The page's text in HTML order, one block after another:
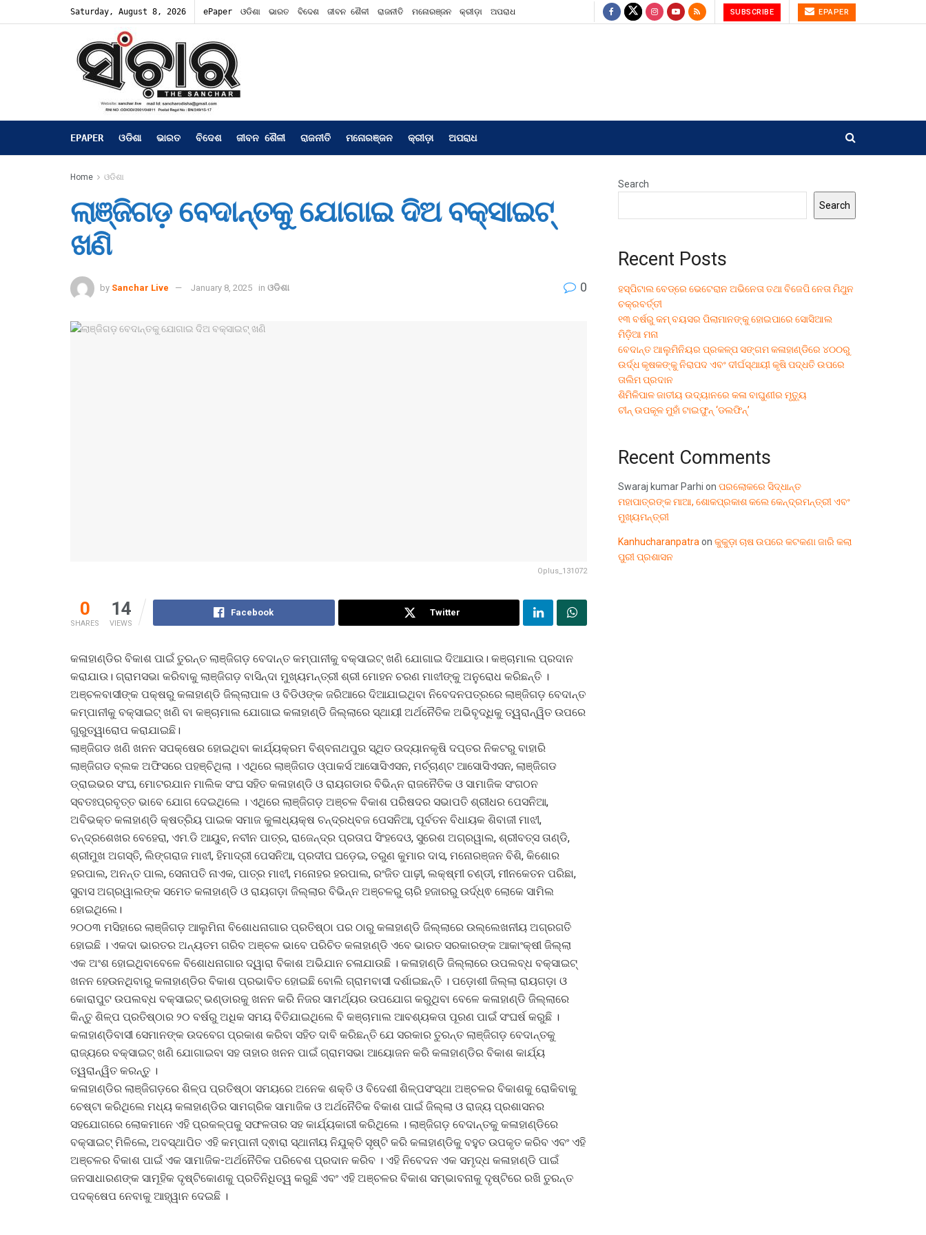
Saturday, August 8, 2026 ePaper ଓଡିଶା ଭାରତ ବିଦେଶ ଜୀବନ ଶୈଳୀ ରାଜନୀତି ମନୋରଞ୍ଜନ କ୍ରୀଡ଼ା ଅପରାଧ SUBSCRIBE EPAPER
EPAPER ଓଡିଶା ଭାରତ ବିଦେଶ ଜୀବନ ଶୈଳୀ ରାଜନୀତି ମନୋରଞ୍ଜନ କ୍ରୀଡ଼ା ଅପରାଧ
Home ଓଡିଶା
ଲାଞ୍ଜିଗଡ଼ ବେଦାନ୍ତକୁ ଯୋଗାଇ ଦିଅ ବକ୍ସାଇଟ୍
ଖଣି
by Sanchar Live January 8, 2025 in ଓଡିଶା 0
Oplus_131072
0
SHARES
14
VIEWS
Facebook Twitter
କଳାହାଣ୍ଡିର ବିକାଶ ପାଇଁ ତୁରନ୍ତ ଲାଞ୍ଜିଗଡ଼ ବେଦାନ୍ତ କମ୍ପାନୀକୁ ବକ୍ସାଇଟ୍ ଖଣି ଯୋଗାଇ ଦିଆଯାଉ। କଞ୍ଚାମାଲ ପ୍ରଦାନ
କରାଯାଉ। ଗ୍ରାମସଭା କରିବାକୁ ଲାଞ୍ଜିଗଡ଼ ବାସିନ୍ଦା ମୁଖ୍ୟମନ୍ତ୍ରୀ ଶ୍ରୀ ମୋହନ ଚରଣ ମାଝୀଙ୍କୁ ଅନୁରୋଧ କରିଛନ୍ତି ।
ଅଞ୍ଚଳବାସୀଙ୍କ ପକ୍ଷରୁ କଳାହାଣ୍ଡି ଜିଲ୍ଲାପାଳ ଓ ବିଡିଓଙ୍କ ଜରିଆରେ ଦିଆଯାଇଥିବା ନିବେଦନପତ୍ରରେ ଲାଞ୍ଜିଗଡ଼ ବେଦାନ୍ତ
କମ୍ପାନୀକୁ ବକ୍ସାଇଟ୍ ଖଣି ବା କଞ୍ଚାମାଲ ଯୋଗାଇ କଳାହାଣ୍ଡି ଜିଲ୍ଲାରେ ସ୍ଥାୟୀ ଅର୍ଥନୈତିକ ଅଭିବୃଦ୍ଧିକୁ ତ୍ୱରାନ୍ୱିତ ଉପରେ
ଗୁରୁତ୍ୱାରୋପ କରାଯାଇଛି।
ଲାଞ୍ଜିଗଡ ଖଣି ଖନନ ସପକ୍ଷେର ହୋଇଥିବା କାର୍ଯ୍ୟକ୍ରମ ବିଶ୍ବନାଥପୁର ସ୍ଥିତ ଉଦ୍ୟାନକୃଷି ଦପ୍ତର ନିକଟରୁ ବାହାରି
ଲାଞ୍ଜିଗଡ ବ୍ଲକ ଅଫିସରେ ପହଞ୍ଚିଥିଲା । ଏଥିରେ ଲାଞ୍ଜିଗଡ ଓ୍ପାକର୍ସ ଆସୋସିଏସନ, ମର୍ଚ୍ଚାଣ୍ଟ ଆସୋସିଏସନ, ଲାଞ୍ଜିଗଡ
ଡ୍ରାଇଭର ସଂଘ, ମୋଟରଯାନ ମାଲିକ ସଂଘ ସହିତ କଳାହାଣ୍ଡି ଓ ରାୟଗଡାର ବିଭିନ୍ନ ରାଜନୈତିକ ଓ ସାମାଜିକ ସଂଗଠନ
ସ୍ବତଃପ୍ରବୃତ୍ତ ଭାବେ ଯୋଗ ଦେଇଥିଲେ । ଏଥିରେ ଲାଞ୍ଜିଗଡ଼ ଅଞ୍ଚଳ ବିକାଶ ପରିଷଦର ସଭାପତି ଶ୍ରୀଧର ପେସନିଆ,
ଅବିଭକ୍ତ କଳାହାଣ୍ଡି କ୍ଷତ୍ରିୟ ପାଇକ ସମାଜ କୁଳାଧ୍ୟକ୍ଷ ଚନ୍ଦ୍ରଧ୍ବଜ ପେସନିଆ, ପୂର୍ବତନ ବିଧାୟକ ଶିବାଜୀ ମାଝୀ,
ଚନ୍ଦ୍ରଶେଖର ବେହେରା, ଏମ.ଡି ଆୟୁବ, ନବୀନ ପାତ୍ର, ରାଜେନ୍ଦ୍ର ପ୍ରତାପ ସିଂହଦେଓ, ସୁରେଶ ଅଗ୍ରୱାଲ, ଶ୍ରୀବତ୍ସ ତାଣ୍ଡି,
ଶ୍ରୀମୁଖ ଅଗସ୍ତି, ଲିଙ୍ଗରାଜ ମାଝୀ, ହିମାଦ୍ରୀ ପେସନିଆ, ପ୍ରଦୀପ ଘଡ଼େଇ, ତରୁଣ କୁମାର ଦାସ, ମନୋରଞ୍ଜନ ବିଶି, କିଶୋର
ହରପାଲ, ଅନନ୍ତ ପାଲ, ସେନାପତି ନାଏକ, ପାତ୍ର ମାଝୀ, ମନୋହର ହରପାଲ, ରଂଜିତ ପାଢ଼ୀ, ଲକ୍ଷ୍ମୀ ଚଣ୍ଡୀ, ମୀନକେତନ ପରିଛା,
ସୁବାସ ଅଗ୍ରୱାଲଙ୍କ ସମେତ କଳାହାଣ୍ଡି ଓ ରାୟଗଡ଼ା ଜିଲ୍ଲାର ବିଭିନ୍ନ ଅଞ୍ଚଳରୁ ଚାରି ହଜାରରୁ ଉର୍ଦ୍ଧ୍ଵ ଲୋକେ ସାମିଲ
ହୋଇଥିଲେ।
୨୦୦୩ ମସିହାରେ ଲାଞ୍ଜିଗଡ଼ ଆଲୁମିନା ବିଶୋଧନାଗାର ପ୍ରତିଷ୍ଠା ପର ଠାରୁ କଳାହାଣ୍ଡି ଜିଲ୍ଲାରେ ଉଲ୍ଲେଖନୀୟ ଅଗ୍ରଗତି
ହୋଇଛି । ଏକଦା ଭାରତର ଅନ୍ୟତମ ଗରିବ ଅଞ୍ଚଳ ଭାବେ ପରିଚିତ କଳାହାଣ୍ଡି ଏବେ ଭାରତ ସରକାରଙ୍କ ଆକାଂକ୍ଷୀ ଜିଲ୍ଲା
ଏକ ଅଂଶ ହୋଇଥିବାବେଳେ ବିଶୋଧନାଗାର ଦ୍ୱାରା ବିକାଶ ଅଭିଯାନ ଚଳାଯାଉଛି । କଳାହାଣ୍ଡି ଜିଲ୍ଲାରେ ଉପଲବ୍ଧ ବକ୍ସାଇଟ୍
ଖନନ ହେଉନଥିବାରୁ କଳାହାଣ୍ଡିର ବିକାଶ ପ୍ରଭାବିତ ହୋଇଛି ବୋଲି ଗ୍ରାମବାସୀ ଦର୍ଶାଇଛନ୍ତି । ପଡ଼ୋଶୀ ଜିଲ୍ଲା ରାୟଗଡ଼ା ଓ
କୋରାପୁଟ ଉପଲବ୍ଧ ବକ୍ସାଇଟ୍ ଭଣ୍ଡାରକୁ ଖନନ କରି ନିଜର ସାମର୍ଥ୍ୟର ଉପଯୋଗ କରୁଥିବା ବେଳେ କଳାହାଣ୍ଡି ଜିଲ୍ଲାରେ
କିନ୍ତୁ ଶିଳ୍ପ ପ୍ରତିଷ୍ଠାର ୨୦ ବର୍ଷରୁ ଅଧିକ ସମୟ ବିତିଯାଇଥିଲେ ବି କଞ୍ଚାମାଲ ଆବଶ୍ୟକତା ପୂରଣ ପାଇଁ ସଂଘର୍ଷ କରୁଛି ।
କଳାହାଣ୍ଡିବାସୀ ସେମାନଙ୍କ ଉଦବେଗ ପ୍ରକାଶ କରିବା ସହିତ ଦାବି କରିଛନ୍ତି ଯେ ସରକାର ତୁରନ୍ତ ଲାଞ୍ଜିଗଡ଼ ବେଦାନ୍ତକୁ
ରାଜ୍ୟରେ ବକ୍ସାଇଟ୍ ଖଣି ଯୋଗାଇବା ସହ ତାହାର ଖନନ ପାଇଁ ଗ୍ରାମସଭା ଆୟୋଜନ କରି କଳାହାଣ୍ଡିର ବିକାଶ କାର୍ଯ୍ୟ
ତ୍ୱରାନ୍ୱିତ କରନ୍ତୁ ।
କଳାହାଣ୍ଡିର ଲାଞ୍ଜିଗଡ଼ରେ ଶିଳ୍ପ ପ୍ରତିଷ୍ଠା ସମୟରେ ଅନେକ ଶକ୍ତି ଓ ବିଦେଶୀ ଶିଳ୍ପସଂସ୍ଥା ଅଞ୍ଚଳର ବିକାଶକୁ ରୋକିବାକୁ
ଚେଷ୍ଟା କରିଥିଲେ ମଧ୍ୟ କଳାହାଣ୍ଡିର ସାମଗ୍ରିକ ସାମାଜିକ ଓ ଅର୍ଥନୈତିକ ବିକାଶ ପାଇଁ ଜିଲ୍ଲା ଓ ରାଜ୍ୟ ପ୍ରଶାସନର
ସହଯୋଗରେ ଲୋକମାନେ ଏହି ପ୍ରକଳ୍ପକୁ ସଫଳତାର ସହ କାର୍ଯ୍ୟକାରୀ କରିଥିଲେ । ଲାଞ୍ଜିଗଡ଼ ବେଦାନ୍ତକୁ କଳାହାଣ୍ଡିରେ
ବକ୍ସାଇଟ୍ ମିଳିଲେ, ଅବସ୍ଥାପିତ ଏହି କମ୍ପାନୀ ଦ୍ଵାରା ସ୍ଥାନୀୟ ନିଯୁକ୍ତି ସୃଷ୍ଟି କରି କଳାହାଣ୍ଡିକୁ ବହୁତ ଉପକୃତ କରିବ ଏବଂ ଏହି
ଅଞ୍ଚଳର ବିକାଶ ପାଇଁ ଏକ ସାମାଜିକ-ଅର୍ଥନୈତିକ ପରିବେଶ ପ୍ରଦାନ କରିବ । ଏହି ନିବେଦନ ଏକ ସମୃଦ୍ଧ କଳାହାଣ୍ଡି ପାଇଁ
ଜନସାଧାରଣଙ୍କ ସାମୂହିକ ଦୃଷ୍ଟିକୋଣକୁ ପ୍ରତିନିଧିତ୍ୱ କରୁଛି ଏବଂ ଏହି ଅଞ୍ଚଳର ବିକାଶ ସମ୍ଭାବନାକୁ ଦୃଷ୍ଟିରେ ରଖି ତୁରନ୍ତ
ପଦକ୍ଷେପ ନେବାକୁ ଆହ୍ୱାନ ଦେଇଛି ।
Search
Search
Recent Posts
ହସ୍ପିଟାଲ ବେଡ୍‌ରେ ଭେଟେରାନ ଅଭିନେତା ତଥା ବିଜେପି ନେତା ମିଥୁନ
ଚକ୍ରବର୍ତ୍ତୀ
୧୩ ବର୍ଷରୁ କମ୍ ବୟସର ପିଲାମାନଙ୍କୁ ହୋଇପାରେ ସୋସିଆଲ
ମିଡ଼ିଆ ମନା
ବେଦାନ୍ତ ଆଲୁମିନିୟର ପ୍ରକଳ୍ପ ସଙ୍ଗମ କଳାହାଣ୍ଡିରେ ୪୦୦ରୁ
ଉର୍ଦ୍ଧ କୃଷକଙ୍କୁ ନିରାପଦ ଏବଂ ଦୀର୍ଘସ୍ଥାୟୀ କୃଷି ପଦ୍ଧତି ଉପରେ
ତାଲିମ ପ୍ରଦାନ
ଶିମିଳିପାଳ ଜାତୀୟ ଉଦ୍ୟାନରେ କଳା ବାଘୁଣୀର ମୃତ୍ୟୁ
ଚୀନ୍ ଉପକୂଳ ମୁହାଁ ଟାଇଫୁନ୍ ‘ଡଲଫିନ୍’
Recent Comments
Swaraj kumar Parhi on ପରଲୋକରେ ସିଦ୍ଧାନ୍ତ
ମହାପାତ୍ରଙ୍କ ମାଆ, ଶୋକପ୍ରକାଶ କଲେ କେନ୍ଦ୍ରମନ୍ତ୍ରୀ ଏବଂ
ମୁଖ୍ୟମନ୍ତ୍ରୀ
Kanhucharanpatraon କୁକୁଡ଼ା ଚାଷ ଉପରେ କଟକଣା ଜାରି କଲା
ପୁରୀ ପ୍ରଶାସନ